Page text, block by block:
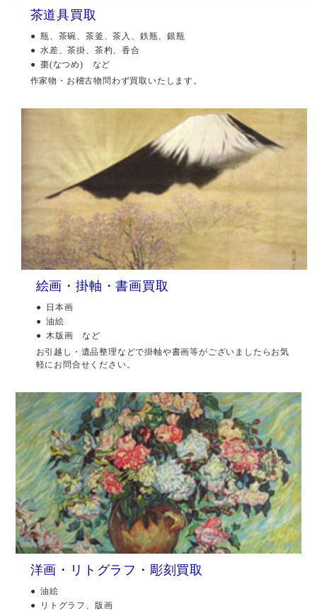
茶道具買取
瓶、茶碗、茶釜、茶入、鉄瓶、銀瓶
水差、茶掛、茶杓、香合
棗(なつめ) など
作家物・お稽古物問わず買取いたします。
絵画・掛軸・書画買取
日本画
油絵
木版画 など
お引越し・遺品整理などで掛軸や書画等がございましたらお気
軽にお問合せください。
洋画・リトグラフ・彫刻買取
油絵
リトグラフ、版画